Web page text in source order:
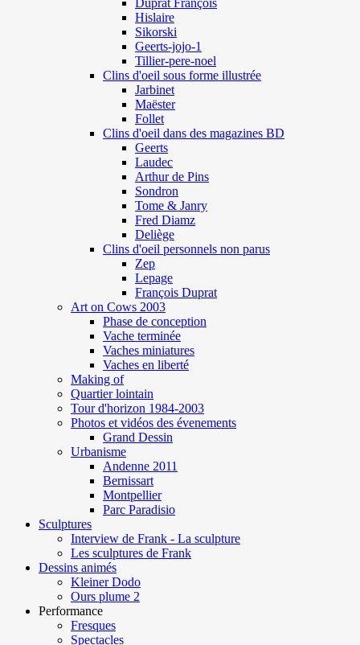
Hislaire
Sikorski
Geerts-jojo-1
Tillier-pere-noel
Clins d'oeil sous forme illustrée
Jarbinet
Maëster
Follet
Clins d'oeil dans des magazines BD
Geerts
Laudec
Arthur de Pins
Sondron
Tome & Janry
Fred Diamz
Deliège
Clins d'oeil personnels non parus
Zep
Lepage
François Duprat
Art on Cows 2003
Phase de conception
Vache terminée
Vaches miniatures
Vaches en liberté
Making of
Quartier lointain
Tour d'horizon 1984-2003
Photos et vidéos des évenements
Grand Dessin
Urbanisme
Andenne 2011
Bernissart
Montpellier
Parc Paradisio
Sculptures
Interview de Frank - La sculpture
Les sculptures de Frank
Dessins animés
Kleiner Dodo
Ours plume 2
Performance
Fresques
Spectacles